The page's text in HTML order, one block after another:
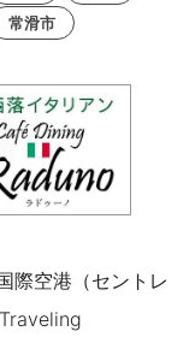
常滑市
際空港（セントレ